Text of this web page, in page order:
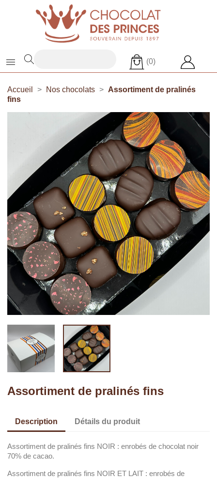
 (0)
Accueil Nos chocolats
Assortiment de pralinés
fins
Assortiment de pralinés fins
Description Détails du produit
Assortiment de pralinés fins NOIR : enrobés de chocolat noir
70% de cacao.
Assortiment de pralinés fins NOIR ET LAIT : enrobés de